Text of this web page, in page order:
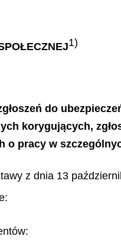
1)
do
korygujących,
o pracy w
z dnia 13